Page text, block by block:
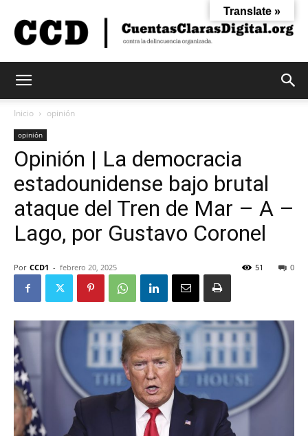
Claras
Digital
Inicio opinión
opinión
Opinión | La democracia
estadounidense bajo brutal
ataque del Tren de Mar – A –
Lago, por Gustavo Coronel
Por CCD1 - febrero 20, 2025 0
51
Translate »